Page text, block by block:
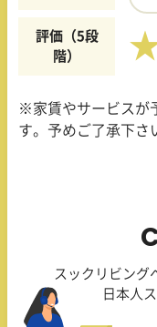
評価（5段
階）
※家賃やサービスが
す。予めご了承下さ
スックリビング
日本人